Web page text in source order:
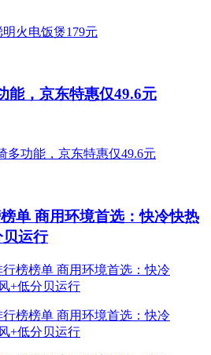
能，京东特惠仅49.6元
单 商用环境首选：快冷快热
运行